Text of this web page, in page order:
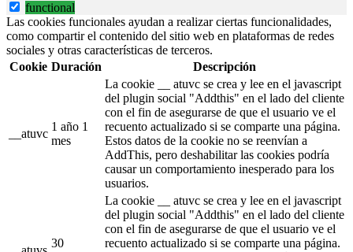
functional
Las cookies funcionales ayudan a realizar ciertas funcionalidades,
como compartir el contenido del sitio web en plataformas de redes
sociales y otras características de terceros.
Cookie Duración Descripción
__atuvc
1 año 1
mes
La cookie __ atuvc se crea y lee en el javascript
del plugin social "Addthis" en el lado del cliente
con el fin de asegurarse de que el usuario ve el
recuento actualizado si se comparte una página.
Estos datos de la cookie no se reenvían a
AddThis, pero deshabilitar las cookies podría
causar un comportamiento inesperado para los
usuarios.
30
La cookie __ atuvc se crea y lee en el javascript
del plugin social "Addthis" en el lado del cliente
con el fin de asegurarse de que el usuario ve el
recuento actualizado si se comparte una página.